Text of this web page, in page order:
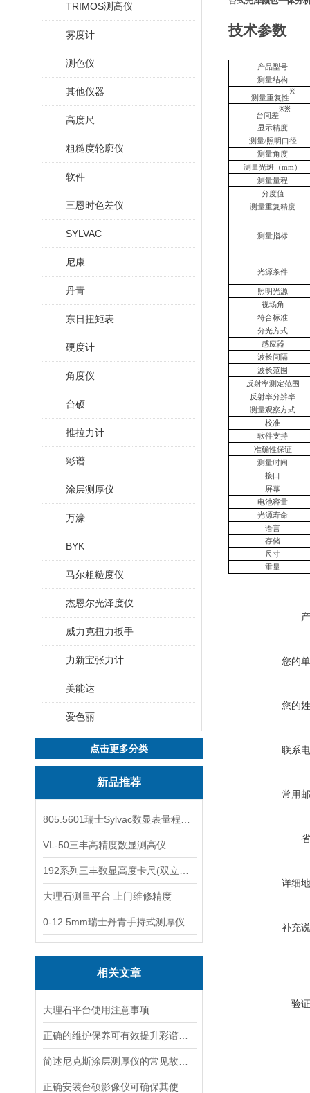
TRIMOS测高仪
雾度计
测色仪
其他仪器
高度尺
粗糙度轮廓仪
软件
三恩时色差仪
SYLVAC
尼康
丹青
东日扭矩表
硬度计
角度仪
台硕
推拉力计
彩谱
涂层测厚仪
万濠
BYK
马尔粗糙度仪
杰恩尔光泽度仪
威力克扭力扳手
力新宝张力计
美能达
爱色丽
点击更多分类
新品推荐
VL-50三丰高精度数显测高仪
大理石测量平台 上门维修精度
0-12.5mm瑞士丹青手持式测厚仪
相关文章
大理石平台使用注意事项
技术参数
产品型号
测量结构
测量重复性
※
台间差
※※
显示精度
测量/照明口径
测量角度
测量光斑（mm）
测量量程
分度值
测量重复精度
测量指标
光源条件
照明光源
视场角
符合标准
分光方式
感应器
波长间隔
波长范围
反射率测定范围
反射率分辨率
测量观察方式
校准
软件支持
准确性保证
测量时间
接口
屏幕
电池容量
光源寿命
语言
存储
尺寸
重量
您的
您的
联系
常用
详细
补充
验